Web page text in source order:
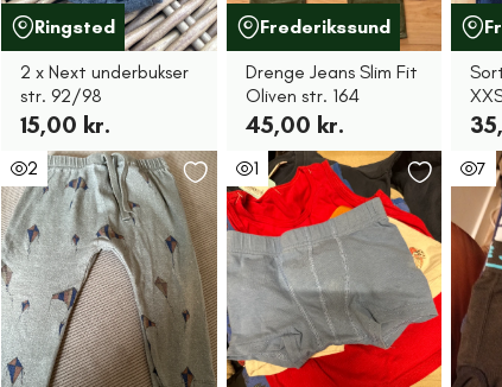
Ringsted
2 x Next underbukser
str. 92/98
15,00 kr.
Frederikssund
Drenge Jeans Slim Fit
Oliven str. 164
45,00 kr.
2 1 7